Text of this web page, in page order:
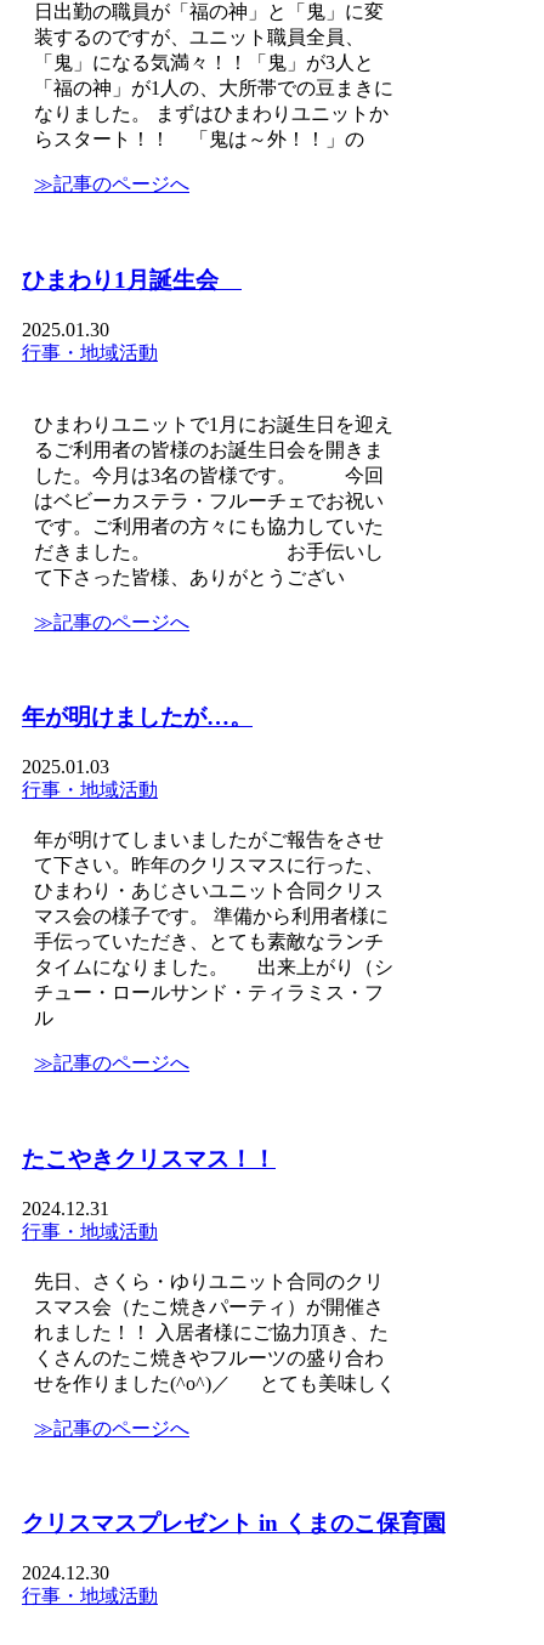
日出勤の職員が「福の神」と「鬼」に変
装するのですが、ユニット職員全員、
「鬼」になる気満々！！「鬼」が3人と
「福の神」が1人の、大所帯での豆まきに
なりました。 まずはひまわりユニットか
らスタート！！ 「鬼は～外！！」の
≫記事のページへ
ひまわり1月誕生会
2025.01.30
行事・地域活動
ひまわりユニットで1月にお誕生日を迎え
るご利用者の皆様のお誕生日会を開きま
した。今月は3名の皆様です。 今回
はベビーカステラ・フルーチェでお祝い
です。ご利用者の方々にも協力していた
だきました。 お手伝いし
て下さった皆様、ありがとうござい
≫記事のページへ
年が明けましたが…。
2025.01.03
行事・地域活動
年が明けてしまいましたがご報告をさせ
て下さい。昨年のクリスマスに行った、
ひまわり・あじさいユニット合同クリス
マス会の様子です。 準備から利用者様に
手伝っていただき、とても素敵なランチ
タイムになりました。 出来上がり（シ
チュー・ロールサンド・ティラミス・フ
ル
≫記事のページへ
たこやきクリスマス！！
2024.12.31
行事・地域活動
先日、さくら・ゆりユニット合同のクリ
スマス会（たこ焼きパーティ）が開催さ
れました！！ 入居者様にご協力頂き、た
くさんのたこ焼きやフルーツの盛り合わ
せを作りました(^o^)／ とても美味しく
≫記事のページへ
クリスマスプレゼント in くまのこ保育園
2024.12.30
行事・地域活動